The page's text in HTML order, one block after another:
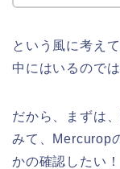
という風に考え
中にはいるので
だから、まずは
みて、Mercurop
かの確認したい